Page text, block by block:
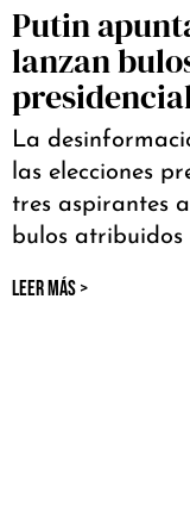
Putin
lanzan
La
las elecciones
tres aspirantes
bulos
LEER MÁS >